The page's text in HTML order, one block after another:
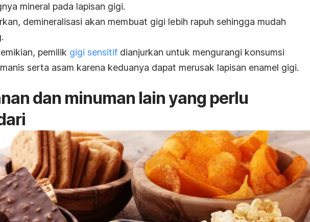
mineral pada lapisan gigi.
demineralisasi akan membuat gigi lebih rapuh sehingga mudah
pemilik gigi sensitif dianjurkan untuk mengurangi konsumsi
serta asam karena keduanya dapat merusak lapisan enamel gigi.
dan minuman lain yang perlu